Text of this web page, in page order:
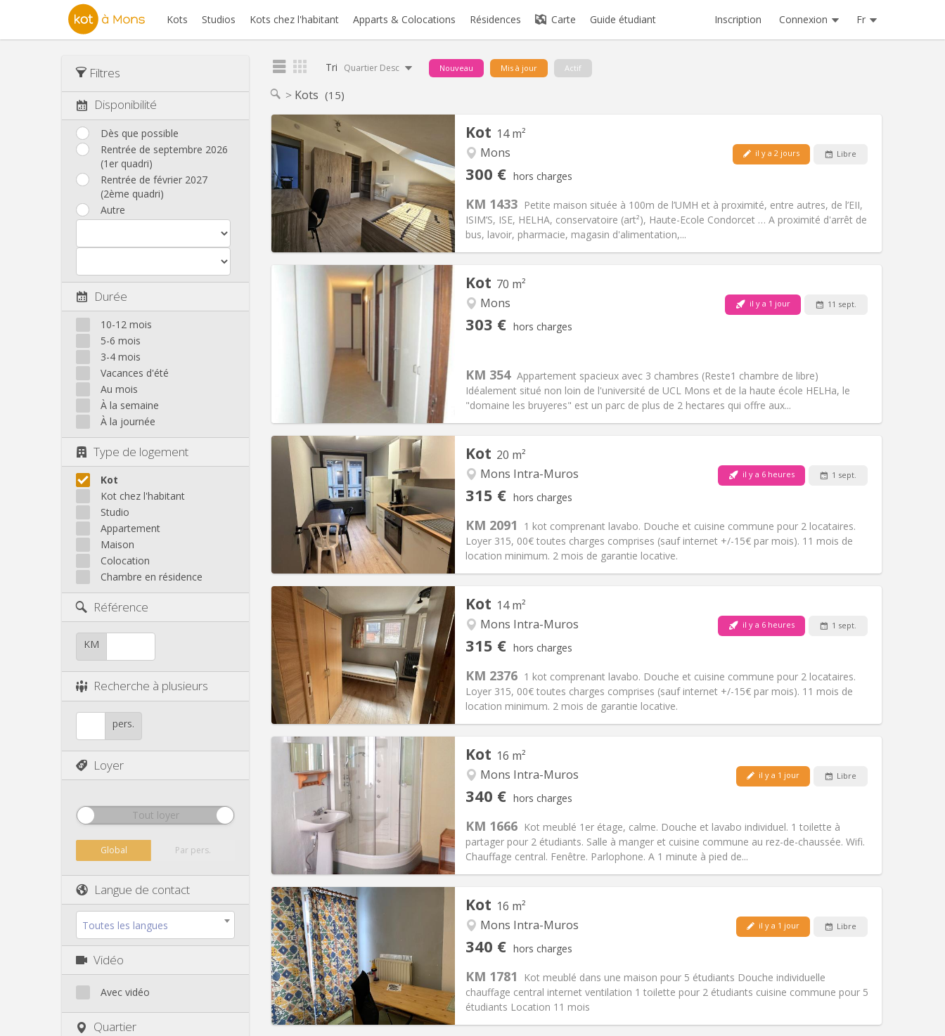
Kots Studios Kots chez l'habitant Apparts & Colocations Résidences Carte Guide étudiant Inscription Connexion Fr
Filtres
Disponibilité
Dès que possible
Rentrée de septembre 2026
(1er quadri)
Rentrée de février 2027
(2ème quadri)
Autre
Durée
10-12 mois
5-6 mois
3-4 mois
Vacances d'été
Au mois
À la semaine
À la journée
Type de logement
Kot
Kot chez l'habitant
Studio
Appartement
Maison
Colocation
Chambre en résidence
Référence
KM
Recherche à plusieurs
pers.
Loyer
Tout loyer
Global Par pers.
Langue de contact
Toutes les langues
Vidéo
Avec vidéo
Quartier
Tri Quartier Desc Nouveau Mis à jour Actif
Kots (15)
Kot 14 m²
Mons
300 € hors charges
il y a 2 jours Libre
KM 1433 Petite maison située à 100m de l’UMH et à proximité, entre autres, de l’EII,
ISIM’S, ISE, HELHA, conservatoire (art²), Haute-Ecole Condorcet … A proximité d'arrêt de
bus, lavoir, pharmacie, magasin d'alimentation,...
Infos Pratiques
Loyer:300 €
Charges:80 €
Durée: 11 mois, 10 mois
Domiciliation: Non
Aménagement
Salle de bain:Commune
Superficie:14 m2
Autre
Atmosphère:Communautaire,
Non-fumeur
Animaux de compagnie:Non
Kot 70 m²
Mons
303 € hors charges
il y a 1 jour 11 sept.
KM 354 Appartement spacieux avec 3 chambres (Reste1 chambre de libre)
Idéalement situé non loin de l'université de UCL Mons et de la haute école HELHa, le
"domaine les bruyeres" est un parc de plus de 2 hectares qui offre aux...
Infos Pratiques
Loyer: 303 €
Charges: 87 €
Durée: 12 mois
Domiciliation:
Aménagement
Salle de bain:Commune
Autre
Atmosphère: Calme, studieuse
Kot 20 m²
Mons Intra-Muros
315 € hors charges
il y a 6 heures 1 sept.
KM 2091
1 kot comprenant lavabo. Douche et cuisine commune pour 2 locataires.
Loyer 315, 00€ toutes charges comprises (sauf internet +/-15€ par mois). 11 mois de
location minimum. 2 mois de garantie locative.
Infos Pratiques
Loyer:315 €
Charges:15 €
Durée:11 mois
Domiciliation:Acceptée
Aménagement
Salle de bain:Commune
Superficie:20 m2
Autre
Atmosphère:Studieuse,
Non-fumeur
Animaux de compagnie:Non
Kot 14 m²
Mons Intra-Muros
315 € hors charges
il y a 6 heures 1 sept.
KM 2376 1 kot comprenant lavabo. Douche et cuisine commune pour 2 locataires.
Loyer 315, 00€ toutes charges comprises (sauf internet +/-15€ par mois). 11 mois de
location minimum. 2 mois de garantie locative.
Infos Pratiques
Loyer:315 €
Charges: 15 €
Durée: 11 mois
Domiciliation: Acceptée
Aménagement
Salle de bain:Commune
Superficie:14 m2
Autre
Atmosphère:Chaleureuse, calme
Animaux de compagnie:Non
Kot 16 m²
Mons Intra-Muros
340 € hors charges
il y a 1 jour Libre
KM 1666 Kot meublé 1er étage, calme. Douche et lavabo individuel. 1 toilette à
partager pour 2 étudiants. Salle à manger et cuisine commune au rez-de-chaussée. Wifi.
Chauffage central. Fenêtre. Parlophone. A 1 minute à pied de...
Infos Pratiques
Loyer:340 €
Charges:90 €
Durée: 11 mois
Domiciliation:Non
Aménagement
Salle de bain:Privée
Superficie:16 m2
Autre
Atmosphère:Calme
Animaux de compagnie:Non
Kot 16 m²
Mons Intra-Muros
340 € hors charges
il y a 1 jour Libre
KM 1781
Kot meublé dans une maison pour 5 étudiants Douche individuelle
chauffage central internet ventilation 1 toilette pour 2 étudiants cuisine commune pour 5
étudiants Location 11 mois
Infos Pratiques
Loyer:340 €
Charges:90 €
Durée:11 mois
Domiciliation:Non
Aménagement
Salle de bain:Privée
Superficie:16 m2
Atmosphère: Calme
Animaux de compagnie:Non